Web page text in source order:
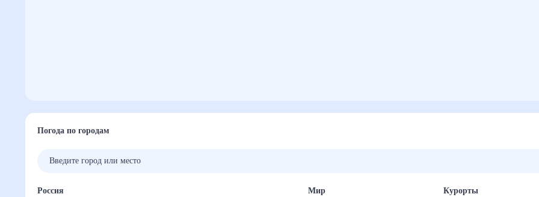
Погода по городам
Россия
Мир
Курорты